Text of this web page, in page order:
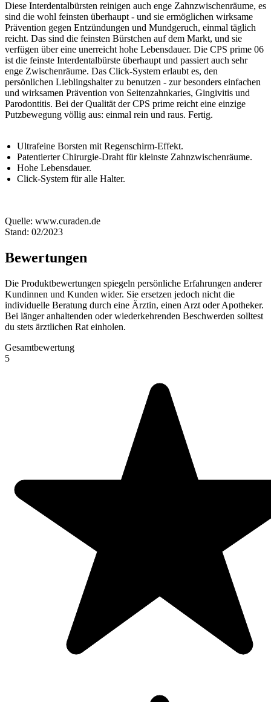
Diese Interdentalbürsten reinigen auch enge Zahnzwischenräume, es
sind die wohl feinsten überhaupt - und sie ermöglichen wirksame
Prävention gegen Entzündungen und Mundgeruch, einmal täglich
reicht. Das sind die feinsten Bürstchen auf dem Markt, und sie
verfügen über eine unerreicht hohe Lebensdauer. Die CPS prime 06
ist die feinste Interdentalbürste überhaupt und passiert auch sehr
enge Zwischenräume. Das Click-System erlaubt es, den
persönlichen Lieblingshalter zu benutzen - zur besonders einfachen
und wirksamen Prävention von Seitenzahnkaries, Gingivitis und
Parodontitis. Bei der Qualität der CPS prime reicht eine einzige
Putzbewegung völlig aus: einmal rein und raus. Fertig.
Ultrafeine Borsten mit Regenschirm-Effekt.
Patentierter Chirurgie-Draht für kleinste Zahnzwischenräume.
Hohe Lebensdauer.
Click-System für alle Halter.
Quelle: www.curaden.de
Stand: 02/2023
Bewertungen
Die Produktbewertungen spiegeln persönliche Erfahrungen anderer
Kundinnen und Kunden wider. Sie ersetzen jedoch nicht die
individuelle Beratung durch eine Ärztin, einen Arzt oder Apotheker.
Bei länger anhaltenden oder wiederkehrenden Beschwerden solltest
du stets ärztlichen Rat einholen.
Gesamtbewertung
5